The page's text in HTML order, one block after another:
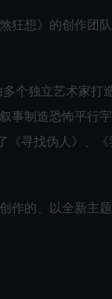
狂想》的创作团
独立艺术家打
事制造恐怖平行
《寻找伪人》、
作的、以全新主